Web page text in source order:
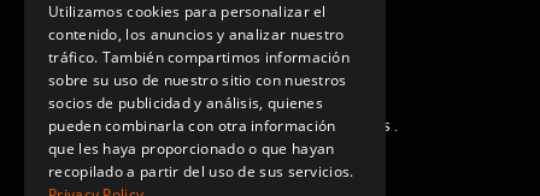
PREGUNTAS MÁS FRECUENTES.
Utilizamos cookies para personalizar el
contenido, los anuncios y analizar nuestro
tráfico. También compartimos información
sobre su uso de nuestro sitio con nuestros
socios de publicidad y análisis, quienes
pueden combinarla con otra información
que les haya proporcionado o que hayan
recopilado a partir del uso de sus servicios.